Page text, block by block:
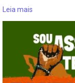
Leia mais